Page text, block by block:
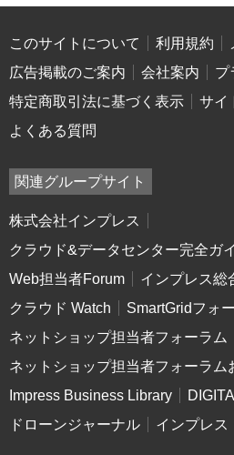
このサイトについて 利用規約
広告掲載のご案内
会社案内
プ
特定商取引法に基づく表示
サイ
よくある質問
関連グループサイト
株式会社インプレス
クラウド&データセンター完全ガ
Web担当者Forum
インプレス総
クラウド Watch
SmartGridフォ
ネットショップ担当者フォーラム
ネットショップ担当者フォーラム
Impress Business Library
ドローンジャーナル
インプレス